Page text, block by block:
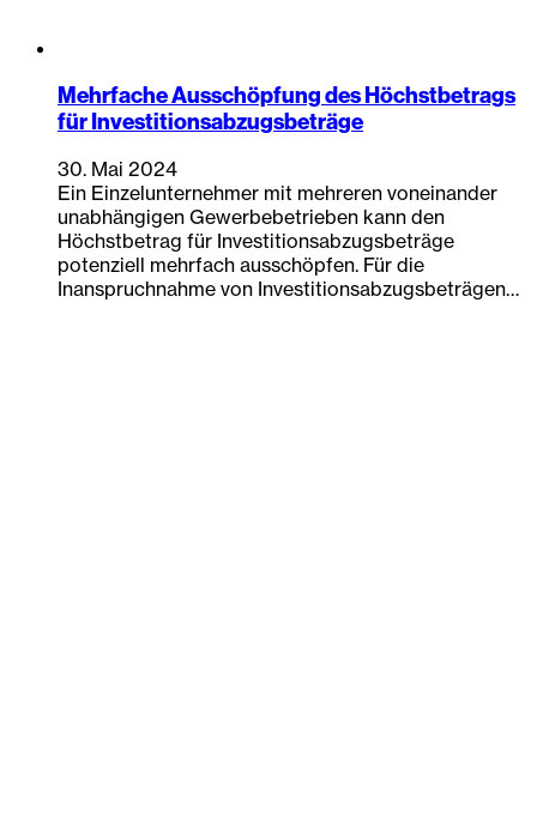
Mehrfache Ausschöpfung des Höchstbetrags
für Investitionsabzugsbeträge
30. Mai 2024
Ein Einzelunternehmer mit mehreren voneinander
unabhängigen Gewerbebetrieben kann den
Höchstbetrag für Investitionsabzugsbeträge
potenziell mehrfach ausschöpfen. Für die
Inanspruchnahme von Investitionsabzugsbeträgen…